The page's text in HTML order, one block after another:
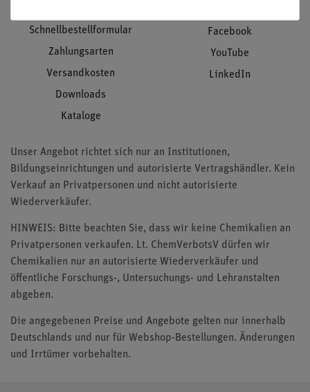
Schnellbestellformular
Zahlungsarten
Versandkosten
Downloads
Kataloge
Facebook
YouTube
LinkedIn
Unser Angebot richtet sich nur an Institutionen,
Bildungseinrichtungen und autorisierte Vertragshändler. Kein
Verkauf an Privatpersonen und nicht autorisierte
Wiederverkäufer.
HINWEIS: Bitte beachten Sie, dass wir keine Chemikalien an
Privatpersonen verkaufen. Lt. ChemVerbotsV dürfen wir
Chemikalien nur an autorisierte Wiederverkäufer und
öffentliche Forschungs-, Untersuchungs- und Lehranstalten
abgeben.
Die angegebenen Preise und Angebote gelten nur innerhalb
Deutschlands und nur für Webshop-Bestellungen. Änderungen
und Irrtümer vorbehalten.